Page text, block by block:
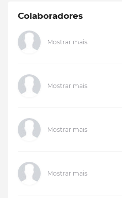
Colaboradores
Mostrar mais
Mostrar mais
Mostrar mais
Mostrar mais